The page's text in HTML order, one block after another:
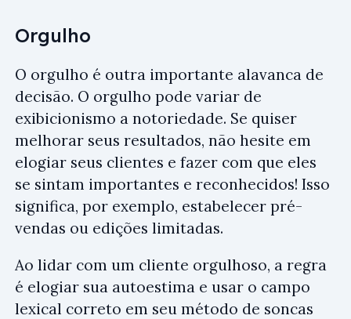
Orgulho
O orgulho é outra importante alavanca de
decisão. O orgulho pode variar de
exibicionismo a notoriedade. Se quiser
melhorar seus resultados, não hesite em
elogiar seus clientes e fazer com que eles
se sintam importantes e reconhecidos! Isso
significa, por exemplo, estabelecer pré-
vendas ou edições limitadas.
Ao lidar com um cliente orgulhoso, a regra
é elogiar sua autoestima e usar o campo
lexical correto em seu método de soncas